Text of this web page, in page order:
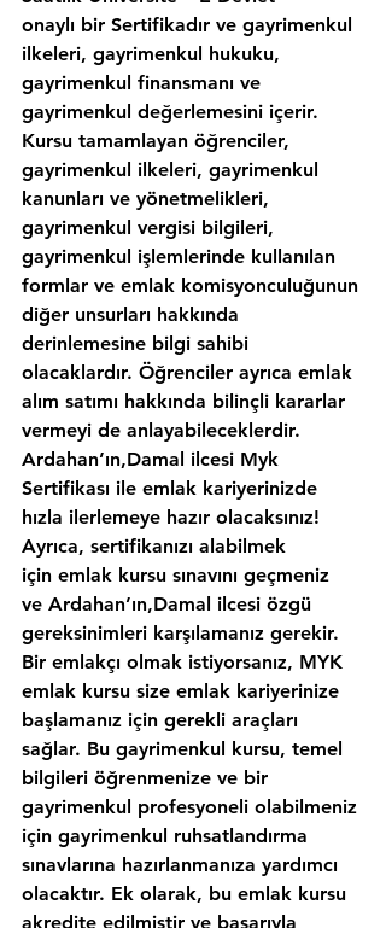
onaylı bir Sertifikadır ve gayrimenkul
ilkeleri, gayrimenkul hukuku,
gayrimenkul finansmanı ve
gayrimenkul değerlemesini içerir.
Kursu tamamlayan öğrenciler,
gayrimenkul ilkeleri, gayrimenkul
kanunları ve yönetmelikleri,
gayrimenkul vergisi bilgileri,
gayrimenkul işlemlerinde kullanılan
formlar ve emlak komisyonculuğunun
diğer unsurları hakkında
derinlemesine bilgi sahibi
olacaklardır. Öğrenciler ayrıca emlak
alım satımı hakkında bilinçli kararlar
vermeyi de anlayabileceklerdir.
Ardahan’ın,Damal ilcesi Myk
Sertifikası ile emlak kariyerinizde
hızla ilerlemeye hazır olacaksınız!
Ayrıca, sertifikanızı alabilmek
için emlak kursu sınavını geçmeniz
ve Ardahan’ın,Damal ilcesi özgü
gereksinimleri karşılamanız gerekir.
Bir emlakçı olmak istiyorsanız, MYK
emlak kursu size emlak kariyerinize
başlamanız için gerekli araçları
sağlar. Bu gayrimenkul kursu, temel
bilgileri öğrenmenize ve bir
gayrimenkul profesyoneli olabilmeniz
için gayrimenkul ruhsatlandırma
sınavlarına hazırlanmanıza yardımcı
olacaktır. Ek olarak, bu emlak kursu
akredite edilmiştir ve başarıyla